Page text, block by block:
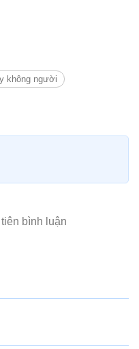
không người